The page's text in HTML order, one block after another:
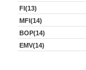
FI(13)
MFI(14)
BOP(14)
EMV(14)